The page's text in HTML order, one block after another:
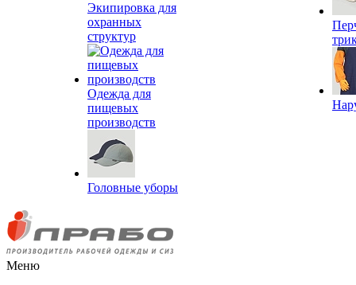
Экипировка для
охранных
структур
Одежда для
пищевых
производств
Головные уборы
Меню